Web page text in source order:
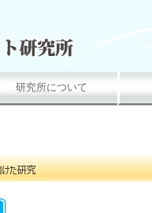
研究所について